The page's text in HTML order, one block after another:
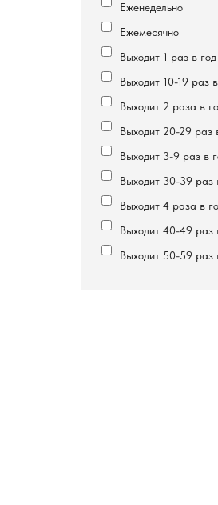
Еженедельно
Ежемесячно
Выходит 1 раз в год
Выходит 10-19 раз
Выходит 2 раза в
Выходит 20-29 раз
Выходит 3-9 раз в
Выходит 30-39 раз
Выходит 4 раза в
Выходит 40-49 раз
Выходит 50-59 раз